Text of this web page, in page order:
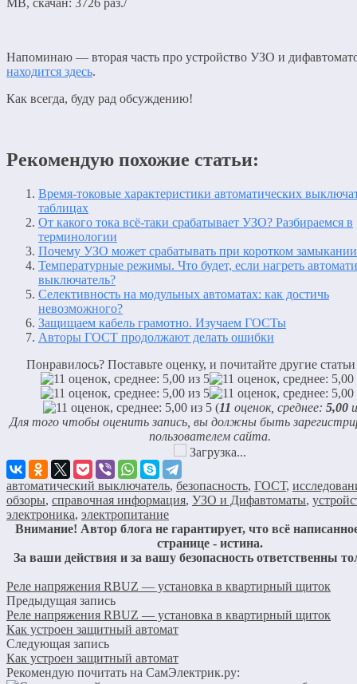
Напоминаю — вторая часть про устройство УЗО и
находится здесь.
Как всегда, буду рад обсуждению!
Рекомендую похожие статьи:
Время-токовые характеристики автоматических
таблицах
От какого тока всё-таки срабатывает УЗО? Разбираемся в
терминологии
Почему УЗО может срабатывать при коротком
Температурные режимы. Что будет, если нагреть
выключатель?
Селективность на модульных автоматах: как достичь
невозможного?
Защищаем кабель грамотно. Изучаем ГОСТы
Авторы ГОСТ продолжают делать ошибки
Понравилось? Поставьте оценку, и почитайте другие
(11 оценок, среднее: 5,00
Для того чтобы оценить запись, вы должны быть
пользователем сайта.
Загрузка...
автоматический выключатель, безопасность, ГОСТ,
обзоры, справочная информация, УЗО и Дифавтоматы,
электроника, электропитание
Внимание! Автор блога не гарантирует, что всё
странице - истина.
За ваши действия и за вашу безопасность ответственны
Реле напряжения RBUZ — установка в квартирный щиток
Предыдущая запись
Реле напряжения RBUZ — установка в квартирный щиток
Как устроен защитный автомат
Следующая запись
Как устроен защитный автомат
Рекомендую почитать на СамЭлектрик.ру: